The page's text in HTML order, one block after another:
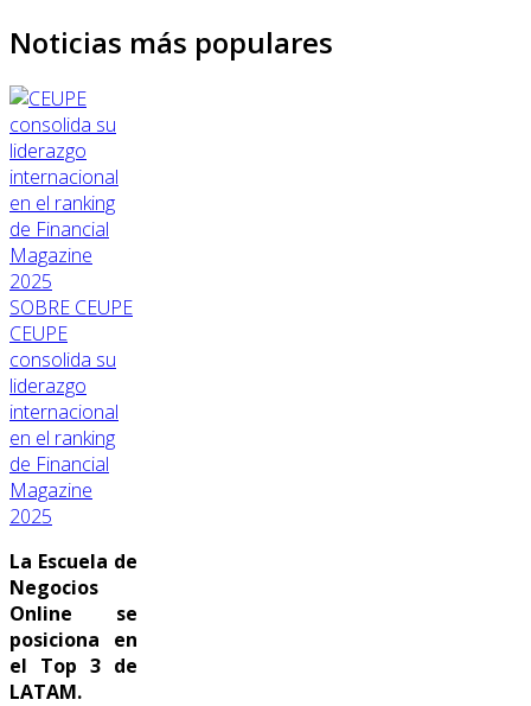
Noticias más populares
SOBRE CEUPE
CEUPE
consolida su
liderazgo
internacional
en el ranking
de Financial
Magazine
2025
La Escuela de
Negocios
Online se
posiciona en
el Top 3 de
LATAM.